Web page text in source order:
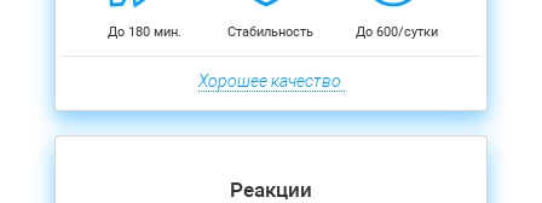
До 180 мин. Стабильность До 600/сутки
Хорошее качество
Реакции